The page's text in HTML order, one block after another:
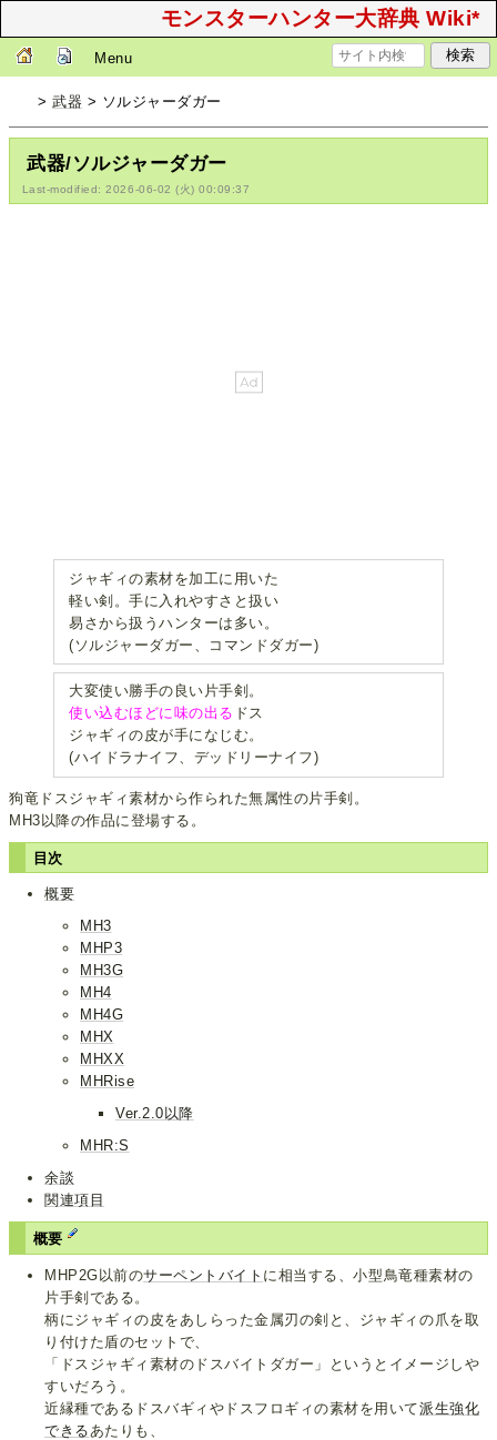
モンスターハンター大辞典 Wiki*
Menu
>武器 > ソルジャーダガー
武器/ソルジャーダガー
Last-modified: 2026-06-02 (火) 00:09:37
ジャギィの素材を加工に用いた
軽い剣。手に入れやすさと扱い
易さから扱うハンターは多い。
(ソルジャーダガー、コマンドダガー)
大変使い勝手の良い片手剣。
使い込むほどに味の出る ドス
ジャギィの皮が手になじむ。
(ハイドラナイフ、デッドリーナイフ)
狗竜ドスジャギィ素材から作られた無属性の片手剣。
MH3以降の作品に登場する。
目次
概要
MH3
MHP3
MH3G
MH4
MH4G
MHX
MHXX
MHRise
Ver.2.0以降
MHR:S
余談
関連項目
概要
MHP2G以前のサーペントバイト に相当する、小型鳥竜種素材の
片手剣である。
柄にジャギィの皮をあしらった金属刃の剣と、ジャギィの爪を取
り付けた盾のセットで、
「ドスジャギィ素材のドスバイトダガー」というとイメージしや
すいだろう。
近縁種であるドスバギィやドスフロギィの素材を用いて派生強化
できる あたりも、